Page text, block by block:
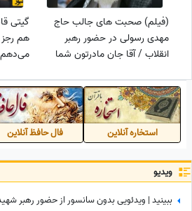
(فیلم) صحبت های جالب حاج
مهدی رسولی در حضور رهبر
انقلاب / آقا جان مادرتون شما
گیتی
هم
استخاره آنلاین فال حافظ آنلاین
ویدیو